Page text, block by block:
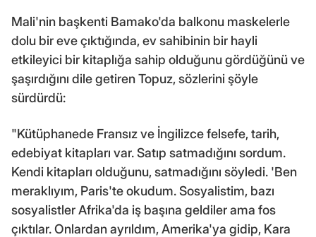
Mali'nin başkenti Bamako'da balkonu maskelerle
dolu bir eve çıktığında, ev sahibinin bir hayli
etkileyici bir kitaplığa sahip olduğunu gördüğünü ve
şaşırdığını dile getiren Topuz, sözlerini şöyle
sürdürdü:
"Kütüphanede Fransız ve İngilizce felsefe, tarih,
edebiyat kitapları var. Satıp satmadığını sordum.
Kendi kitapları olduğunu, satmadığını söyledi. 'Ben
meraklıyım, Paris'te okudum. Sosyalistim, bazı
sosyalistler Afrika'da iş başına geldiler ama fos
çıktılar. Onlardan ayrıldım, Amerika'ya gidip, Kara